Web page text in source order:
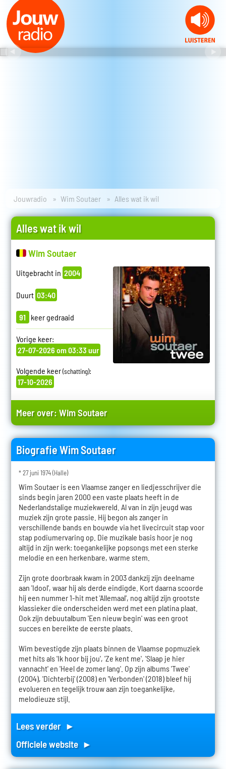
Jouwradio Wim Soutaer Alles wat ik wil
Alles wat ik wil
Wim Soutaer
Uitgebracht in 2004
Duurt 03:40
91 keer gedraaid
Vorige keer:
27-07-2026 om 03:33 uur
Volgende keer(schatting):
17-10-2026
Meer over:Wim Soutaer
Biografie Wim Soutaer
* 27 juni 1974 (Halle)
Wim Soutaer is een Vlaamse zanger en liedjesschrijver die
sinds begin jaren 2000 een vaste plaats heeft in de
Nederlandstalige muziekwereld. Al van in zijn jeugd was
muziek zijn grote passie. Hij begon als zanger in
verschillende bands en bouwde via het livecircuit stap voor
stap podiumervaring op. Die muzikale basis hoor je nog
altijd in zijn werk: toegankelijke popsongs met een sterke
melodie en een herkenbare, warme stem.
Zijn grote doorbraak kwam in 2003 dankzij zijn deelname
aan 'Idool', waar hij als derde eindigde. Kort daarna scoorde
hij een nummer 1-hit met 'Allemaal', nog altijd zijn grootste
klassieker die onderscheiden werd met een platina plaat.
Ook zijn debuutalbum 'Een nieuw begin' was een groot
succes en bereikte de eerste plaats.
Wim bevestigde zijn plaats binnen de Vlaamse popmuziek
met hits als 'Ik hoor bij jou', 'Ze kent me', 'Slaap je hier
vannacht' en 'Heel de zomer lang'. Op zijn albums 'Twee'
(2004), 'Dichterbij' (2008) en 'Verbonden' (2018) bleef hij
evolueren en tegelijk trouw aan zijn toegankelijke,
melodieuze stijl.
Lees verder ►
Officiele website ►